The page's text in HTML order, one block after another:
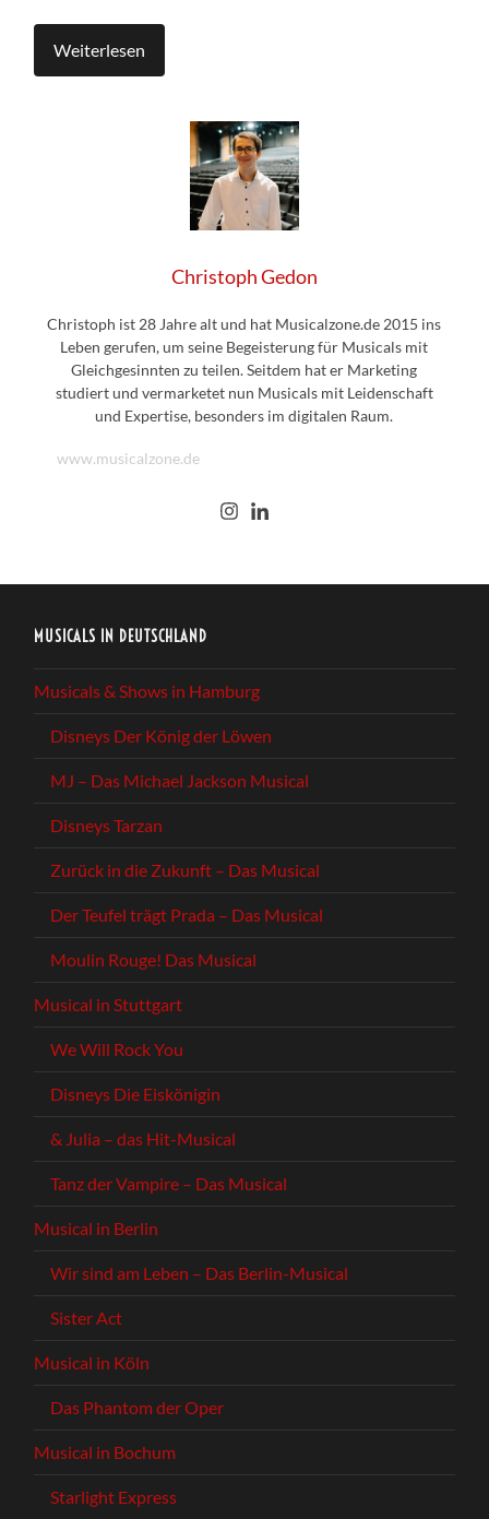
Weiterlesen
Christoph Gedon
Christoph ist 28 Jahre alt und hat Musicalzone.de 2015 ins
Leben gerufen, um seine Begeisterung für Musicals mit
Gleichgesinnten zu teilen. Seitdem hat er Marketing
studiert und vermarketet nun Musicals mit Leidenschaft
und Expertise, besonders im digitalen Raum.
www.musicalzone.de
MUSICALS IN DEUTSCHLAND
Musicals & Shows in Hamburg
Disneys Der König der Löwen
MJ – Das Michael Jackson Musical
Disneys Tarzan
Zurück in die Zukunft – Das Musical
Der Teufel trägt Prada – Das Musical
Moulin Rouge! Das Musical
Musical in Stuttgart
We Will Rock You
Disneys Die Eiskönigin
& Julia – das Hit-Musical
Tanz der Vampire – Das Musical
Musical in Berlin
Wir sind am Leben – Das Berlin-Musical
Sister Act
Musical in Köln
Das Phantom der Oper
Musical in Bochum
Starlight Express